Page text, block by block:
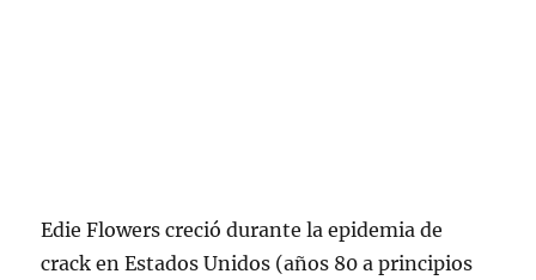
Edie Flowers creció durante la epidemia de
crack en Estados Unidos (años 80 a principios